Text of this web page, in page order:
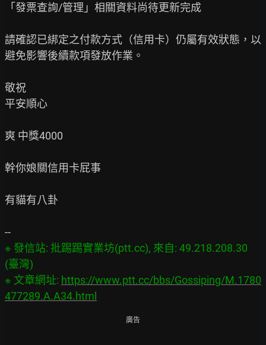
「發票查詢/管理」相關資料尚待更新完成
請確認已綁定之付款方式（信用卡）仍屬有效狀態，以
避免影響後續款項發放作業。
敬祝
平安順心
爽 中獎4000
幹你娘關信用卡屁事
有貓有八卦
※ 發信站: 批踢踢實業坊(ptt.cc), 來自: 49.218.208.30
(臺灣)
※ 文章網址: https://www.ptt.cc/bbs/Gossiping/M.1780
477289.A.A34.html
廣告